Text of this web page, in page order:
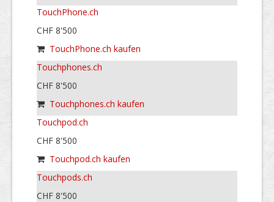
TouchPhone.ch
CHF 8'500
TouchPhone.ch kaufen
Touchphones.ch
CHF 8'500
Touchphones.ch kaufen
Touchpod.ch
CHF 8'500
Touchpod.ch kaufen
Touchpods.ch
CHF 8'500